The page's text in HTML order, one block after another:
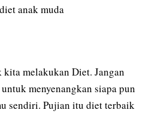
melakukan Diet. Jangan
menyenangkan siapa pun
sendiri. Pujian itu diet terbaik